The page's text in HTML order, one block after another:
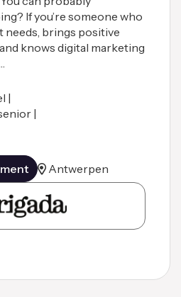
If you’re someone who
needs, brings positive
knows digital marketing
|
|
Antwerpen